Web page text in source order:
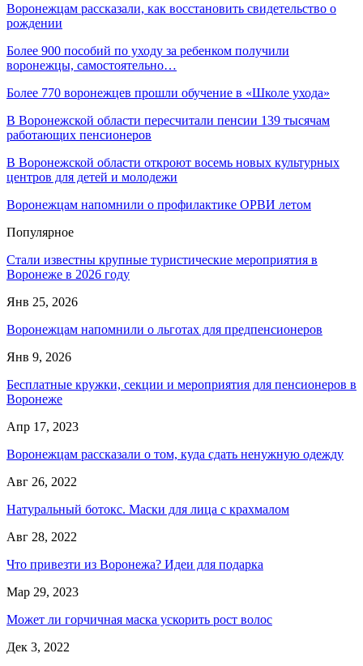
Воронежцам рассказали, как восстановить свидетельство о
рождении
Более 900 пособий по уходу за ребенком получили
воронежцы, самостоятельно…
Более 770 воронежцев прошли обучение в «Школе ухода»
В Воронежской области пересчитали пенсии 139 тысячам
работающих пенсионеров
В Воронежской области откроют восемь новых культурных
центров для детей и молодежи
Воронежцам напомнили о профилактике ОРВИ летом
Популярное
Стали известны крупные туристические мероприятия в
Воронеже в 2026 году
Янв 25, 2026
Воронежцам напомнили о льготах для предпенсионеров
Янв 9, 2026
Бесплатные кружки, секции и мероприятия для пенсионеров в
Воронеже
Апр 17, 2023
Воронежцам рассказали о том, куда сдать ненужную одежду
Авг 26, 2022
Натуральный ботокс. Маски для лица с крахмалом
Авг 28, 2022
Что привезти из Воронежа? Идеи для подарка
Мар 29, 2023
Может ли горчичная маска ускорить рост волос
Дек 3, 2022